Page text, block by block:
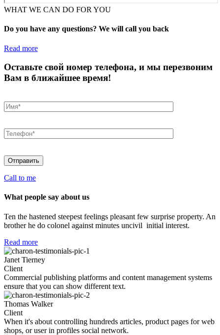
WHAT WE CAN DO FOR YOU
Do you have any questions? We will call you back
Read more
Оставьте свой номер телефона, и мы перезвоним
Вам в ближайшее время!
Call to me
What people say about us
Ten the hastened steepest feelings pleasant few surprise property. An
brother he do colonel against minutes uncivil initial interest.
Read more
Janet Tierney
Client
Commercial publishing platforms and content management systems
ensure that you can show different text.
Thomas Walker
Client
When it's about controlling hundreds articles, product pages for web
shops, or user in profiles social network.